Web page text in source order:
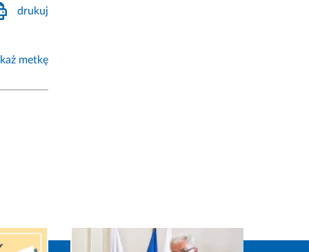
drukuj
metkę